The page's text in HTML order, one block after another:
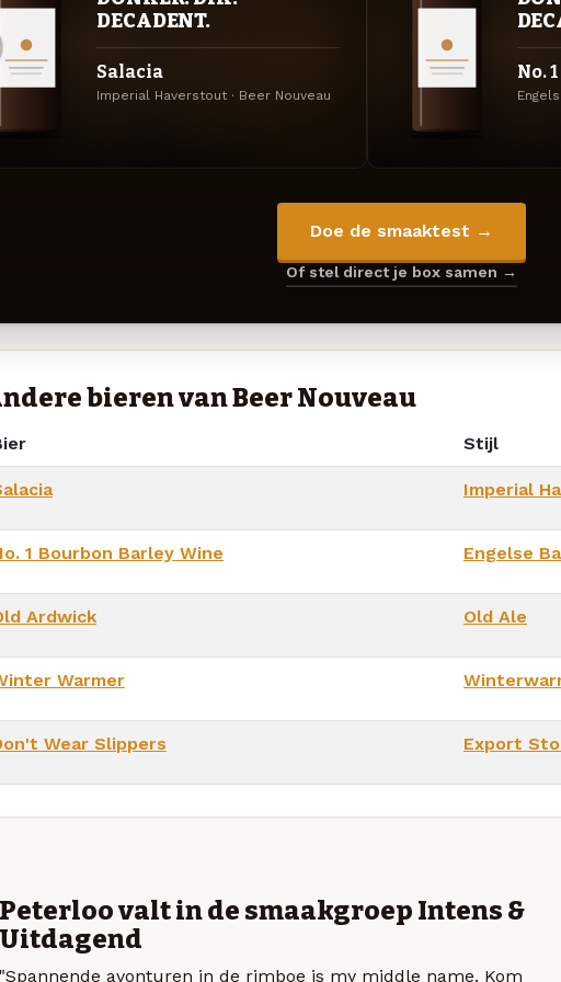
DECADENT.
Salacia
Imperial Haverstout · Beer Nouveau
No.
Doe de smaaktest →
Of stel direct je box samen →
bieren van Beer Nouveau
Stijl
Imperial
1 Bourbon Barley Wine Engelse
Ardwick Old Ale
Warmer
Wear Slippers Export
Peterloo valt in de smaakgroep Intens &
Uitdagend
"Spannende avonturen in de rimboe is my middle name. Kom